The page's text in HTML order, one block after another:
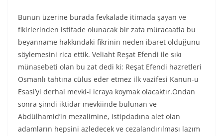
Bunun üzerine burada fevkalade itimada şayan ve
fikirlerinden istifade olunacak bir zata müracaatla bu
beyanname hakkındaki fikrinin neden ibaret olduğunu
söylemesini rica ettik. Veliaht Reşat Efendi ile sıkı
münasebeti olan bu zat dedi ki: Reşat Efendi hazretleri
Osmanlı tahtına cülus eder etmez ilk vazifesi Kanun-u
Esasi’yi derhal mevki-i icraya koymak olacaktır.Ondan
sonra şimdi iktidar mevkiinde bulunan ve
Abdülhamid’in mezalimine, istipdadına alet olan
adamların hepsini azledecek ve cezalandırılması lazım